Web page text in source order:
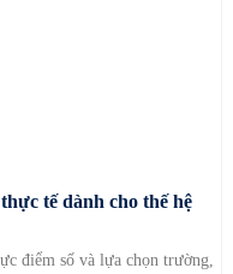
tế dành cho thế hệ
điểm số và lựa chọn trường,